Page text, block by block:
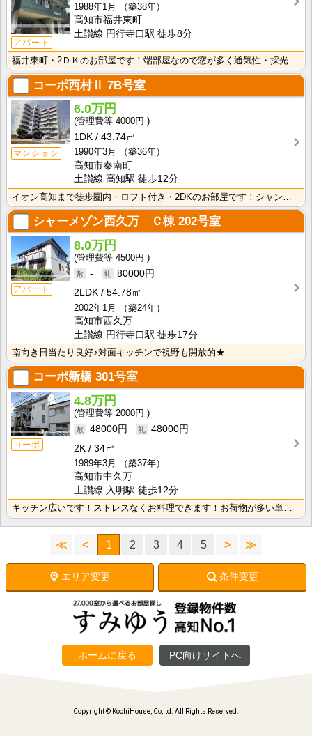
アパート
1988年1月
（築38年）
高知市福井東町
土讃線 円行寺口駅 徒歩8分
コーポ西村Ⅱ 7B号室
マンション
6.0万円
4000円
1DK
43.74㎡
1990年3月
（築36年）
高知市秦南町
土讃線 高知駅 徒歩12分
シャーメゾン西久万 Ｃ棟 202号室
アパート
8.0万円
4500円
-
80000円
2LDK
54.78㎡
2002年1月
（築24年）
高知市西久万
土讃線 円行寺口駅 徒歩17分
南向き日当たり良好♪対面キッチンで視野も開放的★
コーポ新橋301号室
コーポ
4.8万円
2000円
48000円
48000円
2K
34㎡
1989年3月
（築37年）
高知市中久万
土讃線 入明駅 徒歩12分
キッチン広いです！ストレスなくお料理できます！お荷物が多い単身者の方にもオススメの2Ｋタイプのお部屋･･･
≪ < 1 2 3 4 5 > ≫
エリア変更 条件変更
ホームに戻る PC向けサイトへ
Copyright © KochiHouse, Co,ltd. All Rights Reserved.